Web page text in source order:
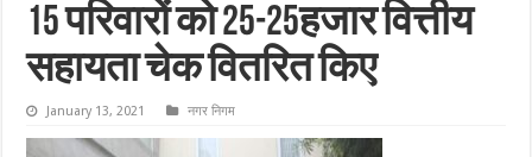
15 परिवारों को 25-25हजार वित्तीय
सहायता चेक वितरित किए
January 13, 2021 नगर निगम